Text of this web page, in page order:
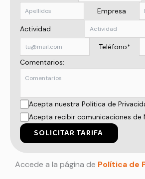
Empresa
Actividad
Teléfono*
Comentarios:
Acepta nuestra Política de
Acepta recibir comunicaciones de
SOLICITAR TARIFA
Accede a la página de Política de